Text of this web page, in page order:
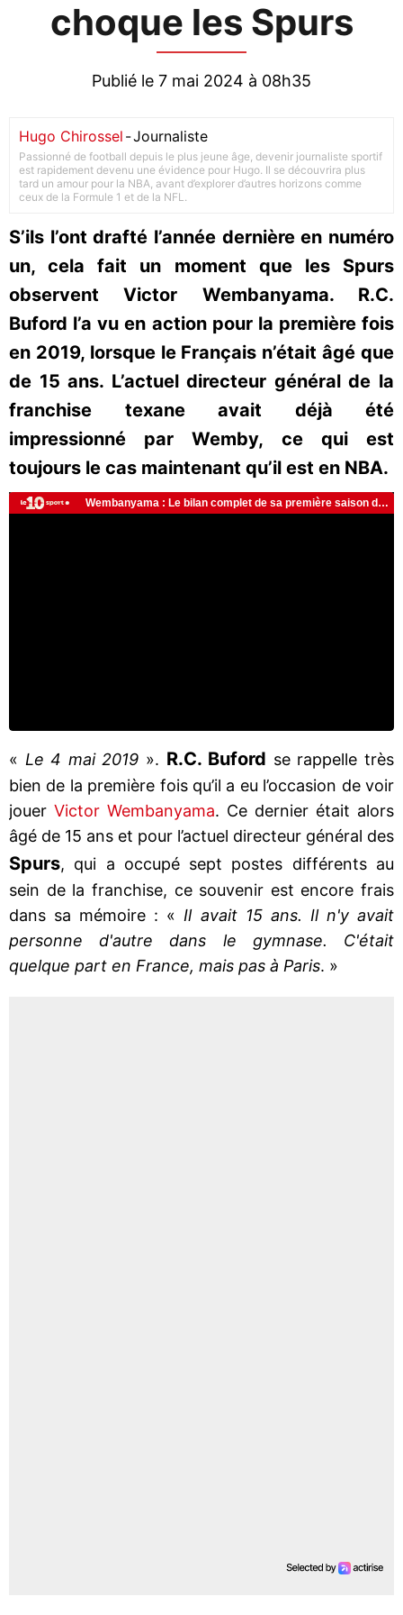
choque les Spurs
Publié le 7 mai 2024 à 08h35
Hugo Chirossel -Journaliste
Passionné de football depuis le plus jeune âge, devenir journaliste sportif
est rapidement devenu une évidence pour Hugo. Il se découvrira plus
tard un amour pour la NBA, avant d’explorer d’autres horizons comme
ceux de la Formule 1 et de la NFL.
S’ils l’ont drafté l’année dernière en numéro
un, cela fait un moment que les Spurs
observent Victor Wembanyama. R.C.
Buford l’a vu en action pour la première fois
en 2019, lorsque le Français n’était âgé que
de 15 ans. L’actuel directeur général de la
franchise texane avait déjà été
impressionné par Wemby, ce qui est
toujours le cas maintenant qu’il est en NBA.
« Le 4 mai 2019 ». R.C. Buford se rappelle très
bien de la première fois qu’il a eu l’occasion de voir
jouer Victor Wembanyama. Ce dernier était alors
âgé de 15 ans et pour l’actuel directeur général des
Spurs, qui a occupé sept postes différents au
sein de la franchise, ce souvenir est encore frais
dans sa mémoire : « Il avait 15 ans. Il n'y avait
personne d'autre dans le gymnase. C'était
quelque part en France, mais pas à Paris. »